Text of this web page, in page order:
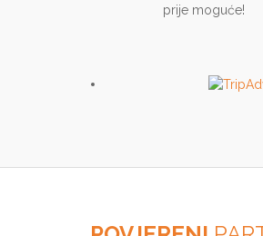
prije moguće!